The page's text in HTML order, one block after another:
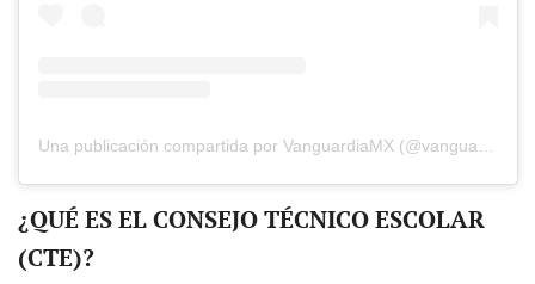
¿QUÉ ES EL CONSEJO TÉCNICO ESCOLAR
(CTE)?